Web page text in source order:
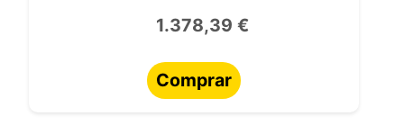
1.378,39 €
Comprar